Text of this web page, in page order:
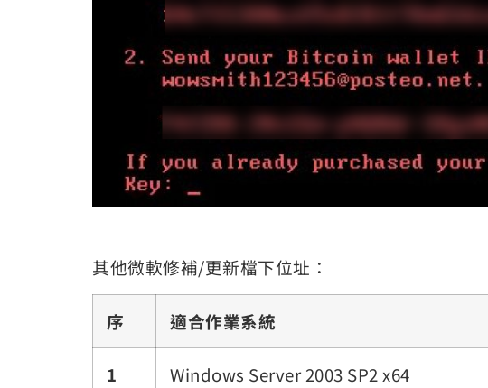
其他微軟修補/更新檔下位址：
序 適合作業系統
1 Windows Server 2003 SP2 x64